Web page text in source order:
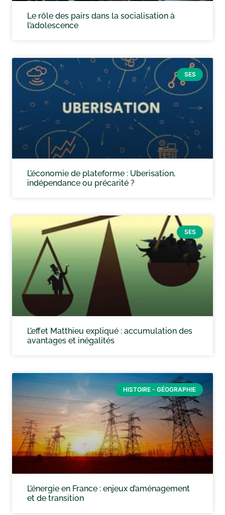
Le rôle des pairs dans la socialisation à
l’adolescence
SES
L’économie de plateforme : Uberisation,
indépendance ou précarité ?
SES
L’effet Matthieu expliqué : accumulation des
avantages et inégalités
HISTOIRE - GÉOGRAPHIE
L’énergie en France : enjeux d’aménagement
et de transition